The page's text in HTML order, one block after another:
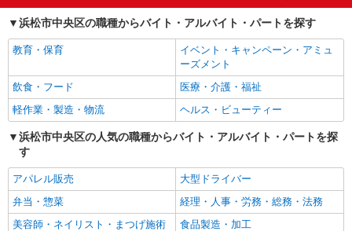
時給1500円〜2150円 ＜日払い有/週払い有/交
通費全支給(ガソリン代含む)＞
キープ 詳細を見る
派遣社員
株式会社kotrio /●SZ-H-2013507
時給1500円〜2125円 ＜日払い有/週払い有/交
通費全支給(ガソリン代含む)＞
浜松市東区 天竜川駅すぐ
週2～3日勤務OK
深夜
交通費支給
社会保険あり
浜松市中央区の職種からバイト・アルバイト・パートを探す
教育・保育
イベント・キャンペーン・アミュ
ーズメント
飲食・フード
医療・介護・福祉
軽作業・製造・物流
ヘルス・ビューティー
浜松市中央区の人気の職種からバイト・アルバイト・パートを探
す
アパレル販売
大型ドライバー
弁当・惣菜
経理・人事・労務・総務・法務
美容師・ネイリスト・まつげ施術
食品製造・加工